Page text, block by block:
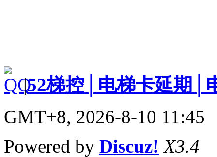
|52梯控│电梯卡延期│
GMT+8, 2026-8-10 11:45
Powered by Discuz! X3.4